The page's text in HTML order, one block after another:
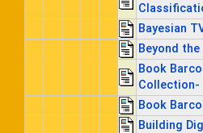
Bayesian
Beyond
Book
Collection-
Book
Building